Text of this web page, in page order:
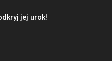
jej urok!